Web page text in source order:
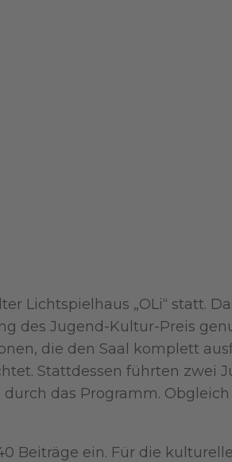
Lichtspielhaus „OLi“ statt.
des Jugend-Kultur-Preis
die den Saal komplett
Stattdessen führten zwei
das Programm.
Beiträge ein. Für die